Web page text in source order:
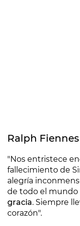
Ralph
"Nos entristece
fallecimiento de
alegría
de todo el mundo
gracia. Siempre
corazón".